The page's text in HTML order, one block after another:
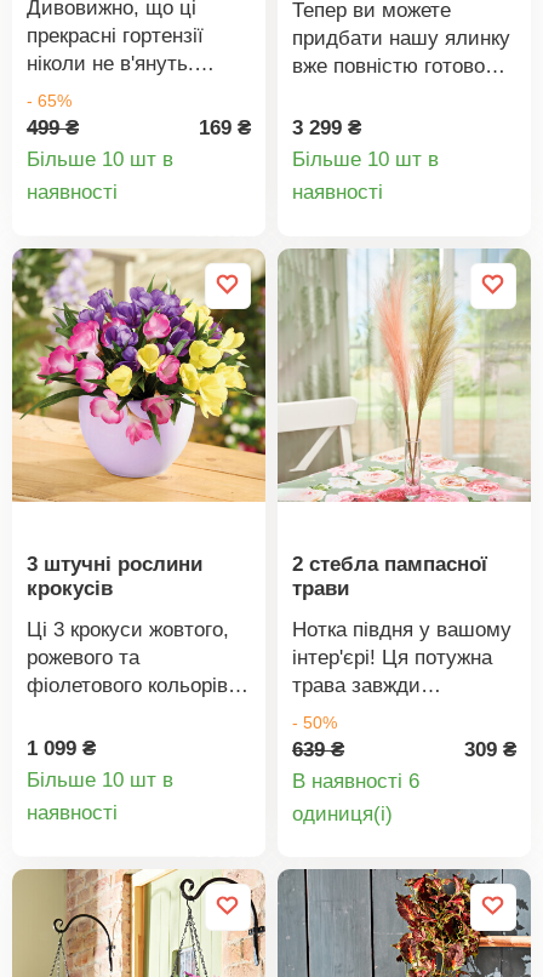
Дивовижно, що ці
прекрасні гортензії
ніколи не в'януть.
Ідеальна прикраса, яку
не потрібно поливати.
- 65%
499 ₴
169 ₴
Більше 10 шт в
наявності
Тепер ви можете
придбати нашу ялинку
вже повністю готовою,
Світлова гірлянда вже
закріплена на ялинці.
живлення входять до
використання разом зі
світловою гірляндою.
Висота: 80 см. Тільки
для використання у
приміщенні.
3 299 ₴
Більше 10 шт в
наявності
3 штучні рослини
крокусів
Ці 3 крокуси жовтого,
рожевого та
фіолетового кольорів
та миттєво додадуть
барвистий акцент –
Просто помістіть їх у
квітковий горщик або
кашпо. Виготовлені з
атмосферостійкого
поліестеру. Жовтий,
1 099 ₴
Більше 10 шт в
наявності
2 стебла пампасної
трави
Нотка півдня у вашому
інтер'єрі! Ця потужна
трава завжди
привертає увагу та
довго тримається!
- 50%
639 ₴
309 ₴
В наявності 6
oдиниця(і)